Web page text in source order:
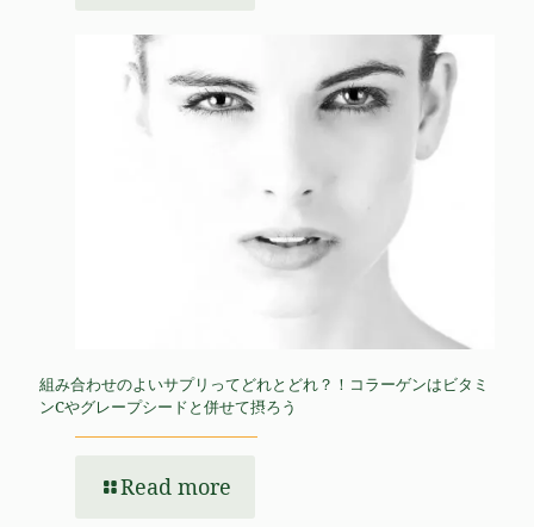
組み合わせのよいサプリってどれとどれ？！コラーゲンはビタミ
ンCやグレープシードと併せて摂ろう
Read more